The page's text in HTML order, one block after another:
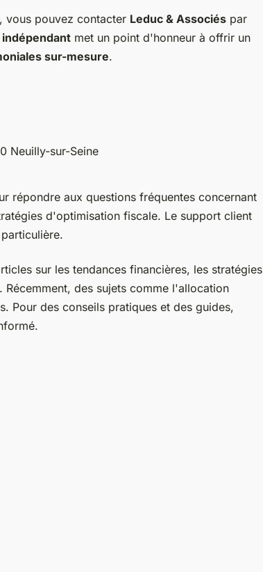
vous pouvez contacter Leduc & Associés par
met un point d'honneur à offrir un
sur-mesure.
Neuilly-sur-Seine
répondre aux questions fréquentes concernant
d'optimisation fiscale. Le support client
sur les tendances financières, les stratégies
des sujets comme l'allocation
Pour des conseils pratiques et des guides,